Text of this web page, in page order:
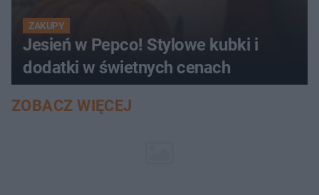
ZAKUPY
Jesień w Pepco! Stylowe kubki i
dodatki w świetnych cenach
ZOBACZ WIĘCEJ